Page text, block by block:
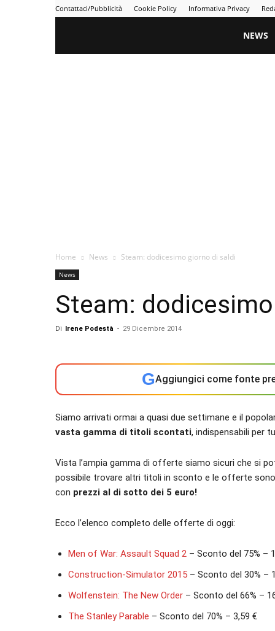
Contattaci/Pubblicità Cookie Policy Informativa Privacy
NEWS
Home News Steam: dodicesimo giorno di saldi
News
Steam:
Di Irene Podestà - 29 Dicembre 2014
GAggiungici come fonte
Siamo arrivati ormai a quasi due settimane e il
vasta gamma di titoli scontati, indispensabili per
Vista l’ampia gamma di offerte siamo sicuri che si
possibile trovare altri titoli in sconto e le offerte
con prezzi al di sotto dei 5 euro!
Ecco l’elenco completo delle offerte di oggi:
Men of War: Assault Squad 2 – Sconto del 75% –
Construction-Simulator 2015 – Sconto del 30% –
Wolfenstein: The New Order – Sconto del 66% –
The Stanley Parable – Sconto del 70% – 3,59 €